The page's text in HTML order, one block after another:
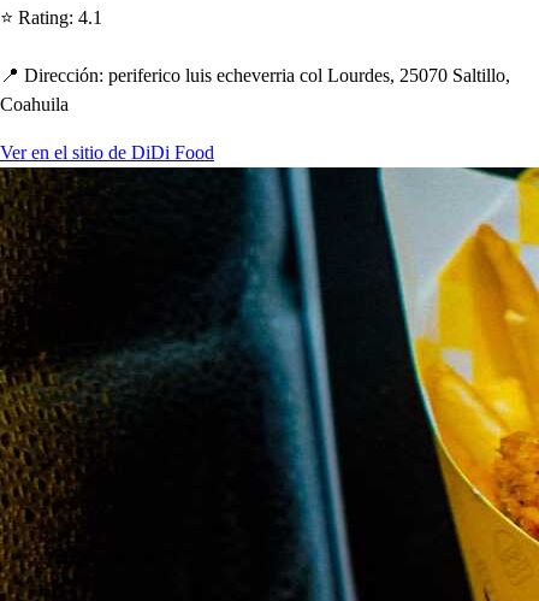
⭐ Rating: 4.1
📍 Dirección: periferico luis echeverria col Lourdes, 25070 Saltillo,
Coahuila
Ver en el sitio de DiDi Food